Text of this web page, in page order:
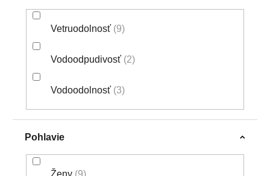
Vetruodolnosť 9
Vodoodpudivosť 2
Vodoodolnosť 3
Pohlavie